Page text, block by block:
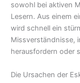
sowohl bei aktiven
Lesern. Aus einem
wird schnell ein
Missverständnisse,
herausfordern oder
Die Ursachen der